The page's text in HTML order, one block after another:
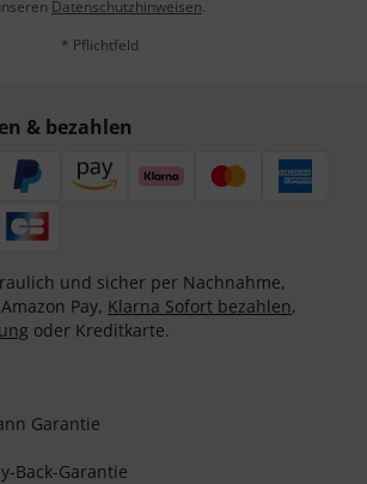
Datenschutzhinweisen.
* Pflichtfeld
& bezahlen
und sicher per Nachnahme,
Pay, Klarna Sofort bezahlen,
oder Kreditkarte.
Garantie
Back-Garantie